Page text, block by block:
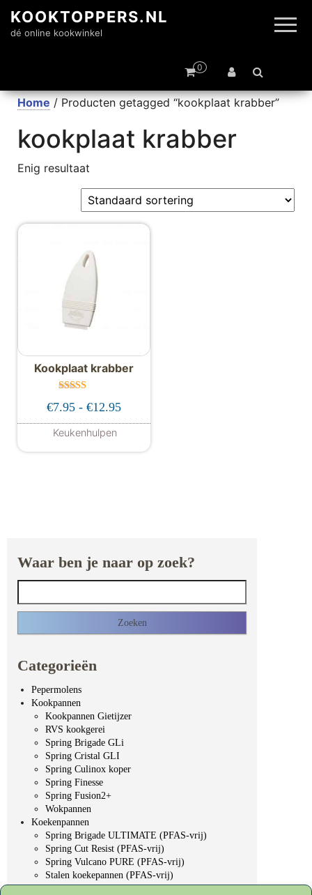
KOOKTOPPERS.NL
dé online kookwinkel
0
Home / Producten getagged “kookplaat krabber”
kookplaat krabber
Enig resultaat
Kookplaat krabber
d
uit 5
€7.95 - €12.95Prijsklasse: €7.95 tot €12.95
Keukenhulpen
Dit product heeft meerdere variaties.
Waar ben je naar op zoek?
Categorieën
Pepermolens
Kookpannen
Kookpannen Gietijzer
RVS kookgerei
Spring Brigade GLi
Spring Cristal GLI
Spring Culinox koper
Spring Finesse
Spring Fusion2+
Wokpannen
Koekenpannen
Spring Brigade ULTIMATE (PFAS-vrij)
Spring Cut Resist (PFAS-vrij)
Spring Vulcano PURE (PFAS-vrij)
Stalen koekepannen (PFAS-vrij)
Overige koekepannen